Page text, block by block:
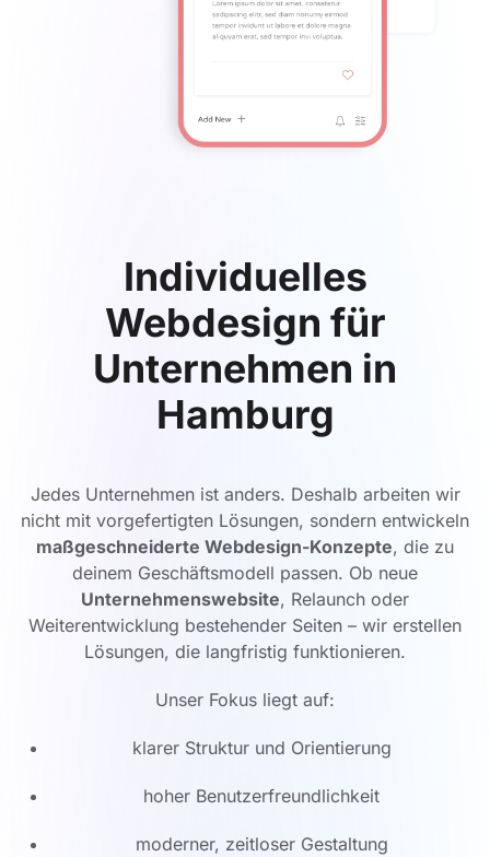
Individuelles
Webdesign für
Unternehmen in
Hamburg
Jedes Unternehmen ist anders. Deshalb arbeiten wir
nicht mit vorgefertigten Lösungen, sondern entwickeln
maßgeschneiderte Webdesign-Konzepte, die zu
deinem Geschäftsmodell passen. Ob neue
Unternehmenswebsite, Relaunch oder
Weiterentwicklung bestehender Seiten – wir erstellen
Lösungen, die langfristig funktionieren.
Unser Fokus liegt auf:
klarer Struktur und Orientierung
hoher Benutzerfreundlichkeit
moderner, zeitloser Gestaltung